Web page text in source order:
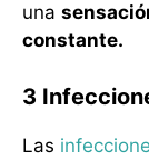
una
constante.
3
Las